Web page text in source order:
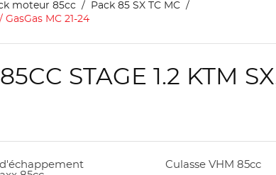
moteur 85cc
Pack 85 SX TC MC
MC 21-24
STAGE 1.2 KTM
Culasse VHM 85cc